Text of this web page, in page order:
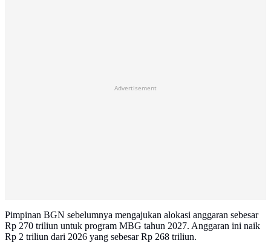
Advertisement
Pimpinan BGN sebelumnya mengajukan alokasi anggaran sebesar
Rp 270 triliun untuk program MBG tahun 2027. Anggaran ini naik
Rp 2 triliun dari 2026 yang sebesar Rp 268 triliun.